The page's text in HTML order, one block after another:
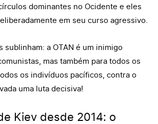
dominantes no Ocidente e eles
em seu curso agressivo.
sublinham: a OTAN é um inimigo
mas também para todos os
os indivíduos pacíficos, contra o
uma luta decisiva!
Kiev desde 2014: o